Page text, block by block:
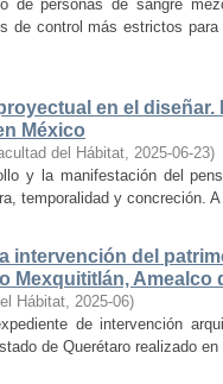
de personas de sangre
de control más estrictos
en el
México
del Hábitat, 2025-06-23)
y la manifestación del
temporalidad y concreción.
intervención del
Mexquititlán, Amealco
Hábitat, 2025-06)
de intervención
de Querétaro realizado